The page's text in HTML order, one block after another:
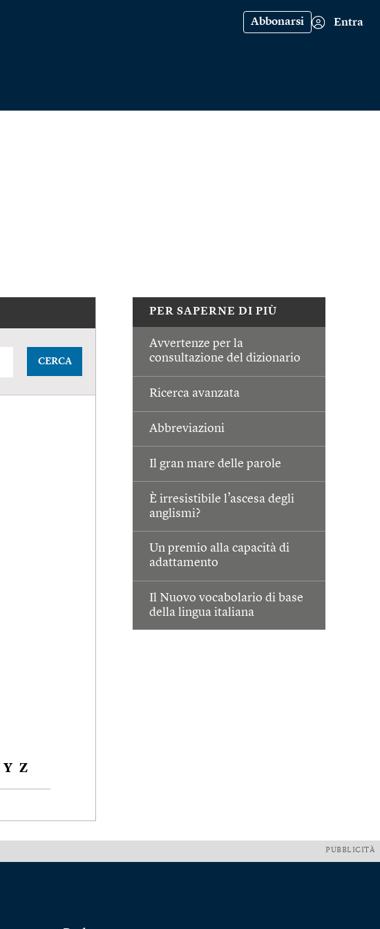
Abbonarsi Entra
PER SAPERNE DI PIÙ
Avvertenze per la
consultazione del dizionario
Ricerca avanzata
Abbreviazioni
Il gran mare delle parole
È irresistibile l’ascesa degli
anglismi?
Un premio alla capacità di
adattamento
Il Nuovo vocabolario di base
della lingua italiana
CERCA
Y Z
PUBBLICITÀ